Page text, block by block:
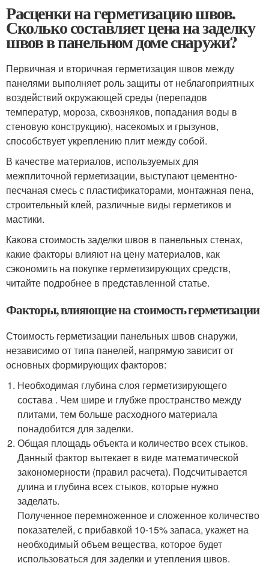
Расценки на герметизацию швов.
Сколько составляет цена на заделку
швов в панельном доме снаружи?
Первичная и вторичная герметизация швов между
панелями выполняет роль защиты от неблагоприятных
воздействий окружающей среды (перепадов
температур, мороза, сквозняков, попадания воды в
стеновую конструкцию), насекомых и грызунов,
способствует укреплению плит между собой.
В качестве материалов, используемых для
межплиточной герметизации, выступают цементно-
песчаная смесь с пластификаторами, монтажная пена,
строительный клей, различные виды герметиков и
мастики.
Какова стоимость заделки швов в панельных стенах,
какие факторы влияют на цену материалов, как
сэкономить на покупке герметизирующих средств,
читайте подробнее в представленной статье.
Факторы, влияющие на стоимость герметизации
Стоимость герметизации панельных швов снаружи,
независимо от типа панелей, напрямую зависит от
основных формирующих факторов:
Необходимая глубина слоя герметизирующего
состава . Чем шире и глубже пространство между
плитами, тем больше расходного материала
понадобится для заделки.
Общая площадь объекта и количество всех стыков.
Данный фактор вытекает в виде математической
закономерности (правил расчета). Подсчитывается
длина и глубина всех стыков, которые нужно
заделать.
Полученное перемноженное и сложенное количество
показателей, с прибавкой 10-15% запаса, укажет на
необходимый объем вещества, которое будет
использоваться для заделки и утепления швов.